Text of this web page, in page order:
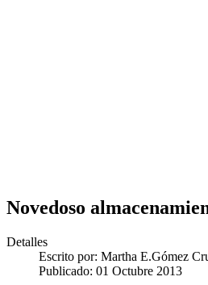
Novedoso
Detalles
Escrito por: Martha E.Gómez
Publicado: 01 Octubre 2013